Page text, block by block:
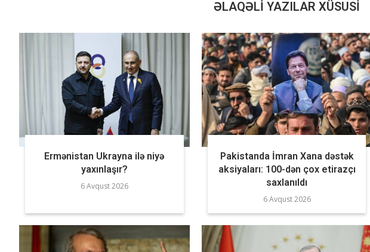
ƏLAQƏLI YAZILAR XÜSUSI
Ermənistan Ukrayna ilə niyə
yaxınlaşır?
6 Avqust 2026
Pakistanda İmran Xana dəstək
aksiyaları: 100-dən çox etirazçı
saxlanıldı
6 Avqust 2026